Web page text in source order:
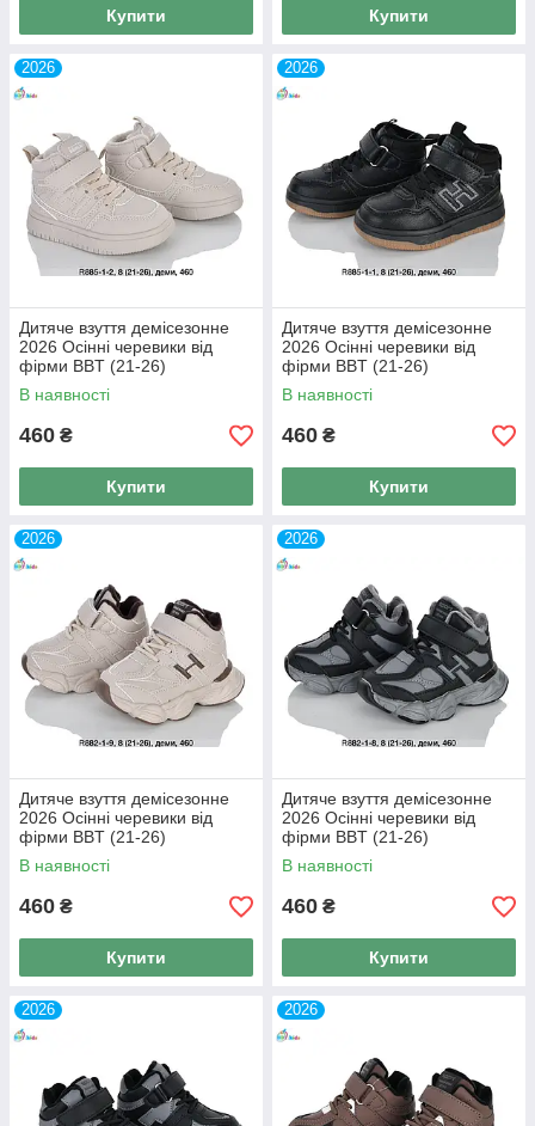
Купити Купити
2026
Дитяче взуття демісезонне
2026 Осінні черевики від
фірми BBT (21-26)
В наявності
460 ₴
Купити
2026
Дитяче взуття демісезонне
2026 Осінні черевики від
фірми BBT (21-26)
В наявності
460 ₴
Купити
2026
Дитяче взуття демісезонне
2026 Осінні черевики від
фірми BBT (21-26)
В наявності
460 ₴
Купити
2026
Дитяче взуття демісезонне
2026 Осінні черевики від
фірми BBT (21-26)
В наявності
460 ₴
Купити
2026 2026